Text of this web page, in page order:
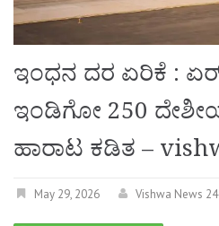
ಇಂಧನ ದರ ಏರಿಕೆ :
ಇಂಡಿಗೋ 250
ಹಾರಾಟ ಕಡಿತ –
May 29, 2026 Vishwa News 24